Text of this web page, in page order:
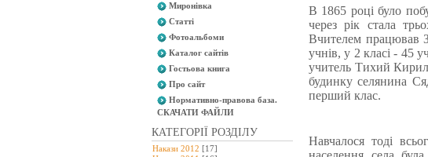
Миронівка
Статті
Фотоальбоми
Каталог сайтів
Гостьова книга
Про сайт
Нормативно-правова база.
СКАЧАТИ ФАЙЛИ
КАТЕГОРІЇ РОЗДІЛУ
Накази 2012 [17]
В 1865 році було
через рік стала
Вчителем працював
учнів, у 2 класі - 45
учитель Тихий
будинку селянина
перший клас.
Навчалося тоді